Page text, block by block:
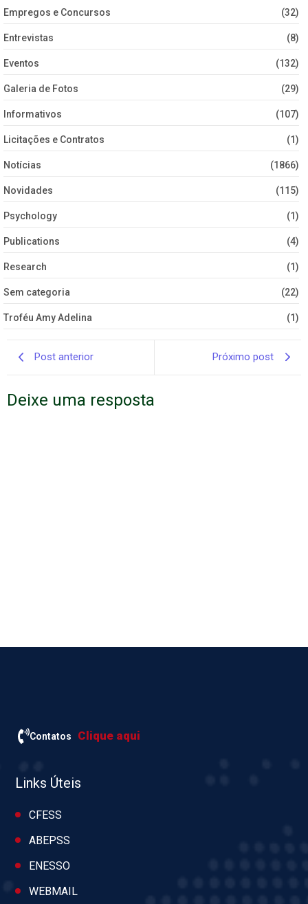
Empregos e Concursos (32)
Entrevistas (8)
Eventos (132)
Galeria de Fotos (29)
Informativos (107)
Licitações e Contratos (1)
Notícias (1866)
Novidades (115)
Psychology (1)
Publications (4)
Research (1)
Sem categoria (22)
Troféu Amy Adelina (1)
Post anterior Próximo post
Deixe uma resposta
Contatos Clique aqui
Links Úteis
CFESS
ABEPSS
ENESSO
WEBMAIL